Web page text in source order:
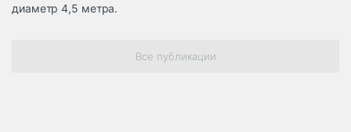
запчасти, шины
диаметр 4,5 метра.
Все публикации